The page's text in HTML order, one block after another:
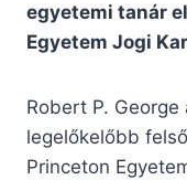
egyetemi tanár
Egyetem Jogi
Robert P.
legelőkelőbb
Princeton